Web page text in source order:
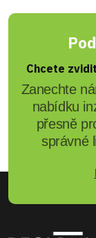
Chcete
Zanechte
nabídku
přesně
správné